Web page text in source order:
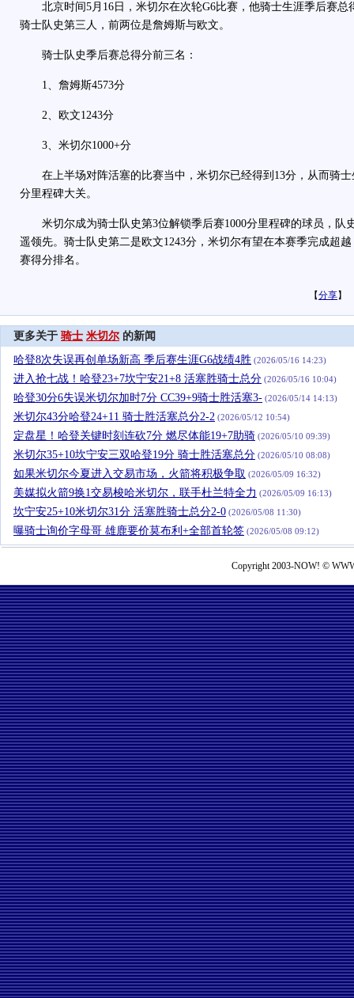
北京时间5月16日，米切尔在次轮G6比赛，他骑士生涯季后赛总
骑士队史第三人，前两位是詹姆斯与欧文。
骑士队史季后赛总得分前三名：
1、詹姆斯4573分
2、欧文1243分
3、米切尔1000+分
在上半场对阵活塞的比赛当中，米切尔已经得到13分，从而骑士
分里程碑大关。
米切尔成为骑士队史第3位解锁季后赛1000分里程碑的球员，队
遥领先。骑士队史第二是欧文1243分，米切尔有望在本赛季完成超
赛得分排名。
【分享】
更多关于 骑士 米切尔的新闻
哈登8次失误再创单场新高 季后赛生涯G6战绩4胜 (2026/05/16 14:23)
进入抢七战！哈登23+7坎宁安21+8 活塞胜骑士总分 (2026/05/16 10:04)
哈登30分6失误米切尔加时7分 CC39+9骑士胜活塞3- (2026/05/14 14:13)
米切尔43分哈登24+11 骑士胜活塞总分2-2 (2026/05/12 10:54)
定盘星！哈登关键时刻连砍7分 燃尽体能19+7助骑 (2026/05/10 09:39)
米切尔35+10坎宁安三双哈登19分 骑士胜活塞总分 (2026/05/10 08:08)
如果米切尔今夏进入交易市场，火箭将积极争取 (2026/05/09 16:32)
美媒拟火箭9换1交易梭哈米切尔，联手杜兰特全力 (2026/05/09 16:13)
坎宁安25+10米切尔31分 活塞胜骑士总分2-0 (2026/05/08 11:30)
曝骑士询价字母哥 雄鹿要价莫布利+全部首轮签 (2026/05/08 09:12)
Copyright 2003-NOW! ©